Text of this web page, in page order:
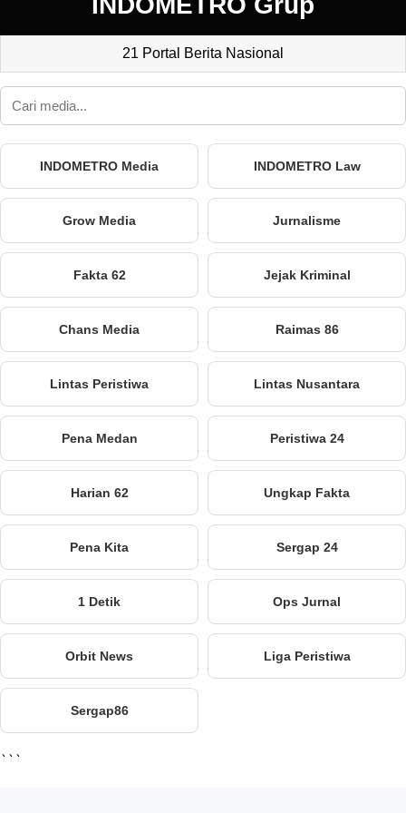
21 Portal Berita Nasional
INDOMETRO Media INDOMETRO Law
Grow Media Jurnalisme
Fakta 62 Jejak Kriminal
Chans Media Raimas 86
Lintas Peristiwa Lintas Nusantara
Pena Medan Peristiwa 24
Harian 62 Ungkap Fakta
Pena Kita Sergap 24
1 Detik Ops Jurnal
Orbit News Liga Peristiwa
Sergap86
```